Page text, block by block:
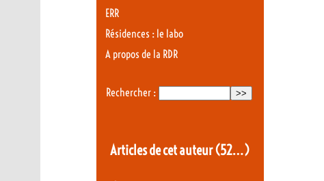
ERR
Résidences : le labo
A propos de la RDR
Rechercher :
Articles de cet auteur(52…)